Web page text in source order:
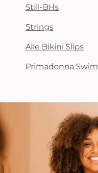
Still-BHs
Strings
Alle Bikini Slips
Primadonna Swim